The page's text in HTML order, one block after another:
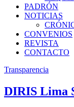
PADRÓN
NOTICIAS
CONVENIOS
REVISTA
CONTACTO
Transparencia
DIRIS Lima